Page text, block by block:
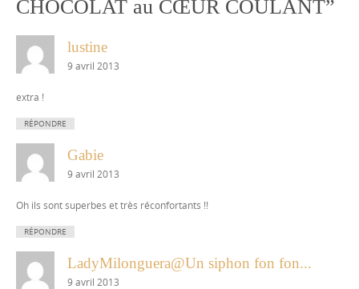
CHOCOLAT au CŒUR COULANT”
lustine
9 avril 2013
extra !
RÉPONDRE
Gabie
9 avril 2013
Oh ils sont superbes et très réconfortants !!
RÉPONDRE
LadyMilonguera@Un siphon fon fon...
9 avril 2013